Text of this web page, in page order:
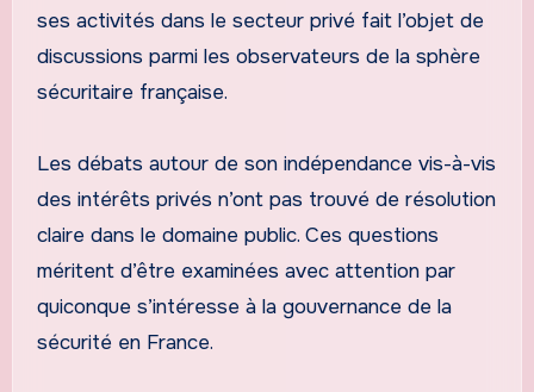
ses activités dans le secteur privé fait l’objet de
discussions parmi les observateurs de la sphère
sécuritaire française.
Les débats autour de son indépendance vis-à-vis
des intérêts privés n’ont pas trouvé de résolution
claire dans le domaine public. Ces questions
méritent d’être examinées avec attention par
quiconque s’intéresse à la gouvernance de la
sécurité en France.